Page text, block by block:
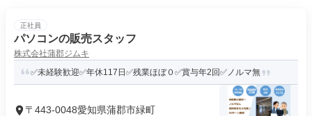
正社員
パソコンの販売スタッフ
株式会社蒲郡ジムキ
✅未経験歓迎✅年休117日✅残業ほぼ０✅賞与年2回✅ノルマ無
〒443-0048愛知県蒲郡市緑町